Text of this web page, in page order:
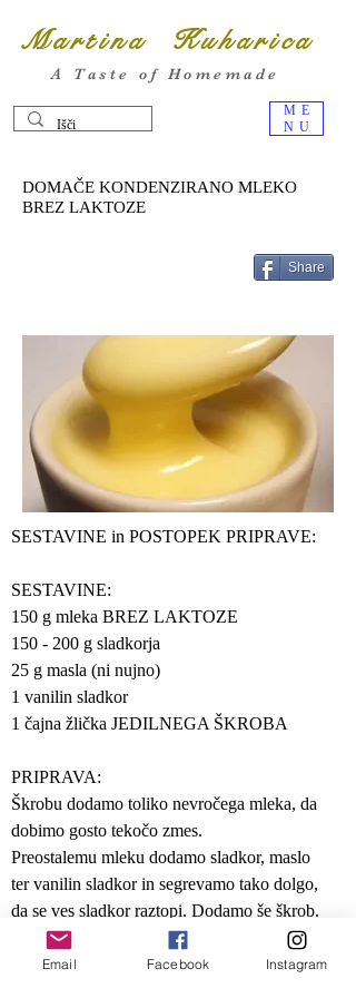
ME
NU
Martina Kuharica
A Taste of Homemade
DOMAČE KONDENZIRANO MLEKO
BREZ LAKTOZE
Share
SESTAVINE in POSTOPEK PRIPRAVE:
SESTAVINE:
150 g mleka BREZ LAKTOZE
150 - 200 g sladkorja
25 g masla (ni nujno)
1 vanilin sladkor
1 čajna žlička JEDILNEGA ŠKROBA
PRIPRAVA:
Škrobu dodamo toliko nevročega mleka, da
dobimo gosto tekočo zmes.
Preostalemu mleku dodamo sladkor, maslo
ter vanilin sladkor in segrevamo tako dolgo,
da se ves sladkor raztopi. Dodamo še škrob.
Ko zavre, kuhamo ob nenehnem mešanj še
cca 5 minut.
Email Facebook Instagram